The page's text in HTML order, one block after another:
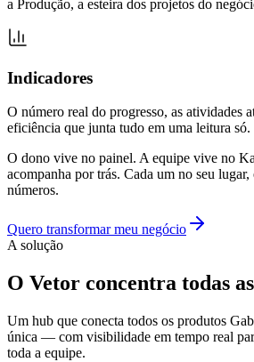
a Produção, a esteira dos projetos do
Indicadores
O número real do progresso, as atividades
eficiência que junta tudo em uma leitura só.
O dono vive no painel. A equipe vive no
acompanha por trás. Cada um no seu
números.
Quero transformar meu negócio
A solução
O Vetor concentra todas
Um hub que conecta todos os produtos
única — com visibilidade em tempo real
toda a equipe.